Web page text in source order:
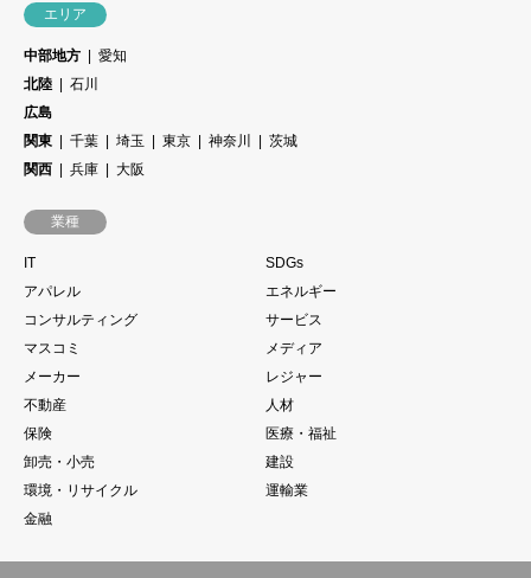
エリア
中部地方
愛知
北陸
石川
広島
関東
千葉 埼玉 東京 神奈川
茨城
関西
兵庫 大阪
業種
IT
SDGs
アパレル
エネルギー
コンサルティング
サービス
マスコミ
メディア
メーカー
レジャー
不動産
人材
保険
医療・福祉
卸売・小売
建設
環境・リサイクル
運輸業
金融